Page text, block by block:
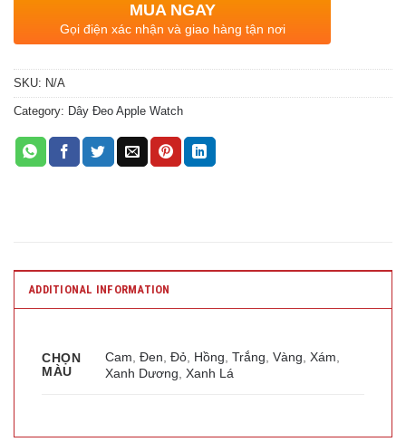
MUA NGAY
Gọi điện xác nhận và giao hàng tận nơi
SKU: N/A
Category: Dây Đeo Apple Watch
ADDITIONAL INFORMATION
CHỌN
MÀU
Cam,Đen,Đỏ, Hồng,Trắng,Vàng,Xám,
Xanh Dương,Xanh Lá